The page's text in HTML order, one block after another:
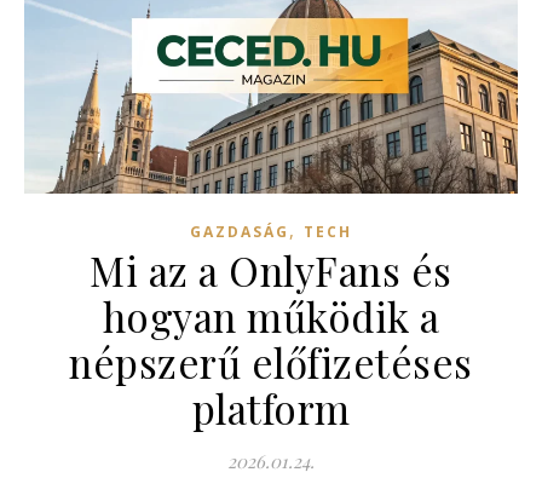
GAZDASÁG , TECH
Mi az a OnlyFans és
hogyan működik a
népszerű előfizetéses
platform
2026.01.24.